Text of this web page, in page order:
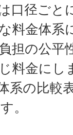
口径ごと
料金体系
担の公平
料金にし
系の比較
。